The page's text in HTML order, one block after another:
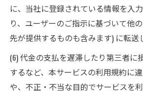
に、当社に登録されている情報を入
り、ユーザーのご指示に基づいて他
先が提供するものも含みます) に転送
(6) 代金の支払を遅滞したり第三者に
するなど、本サービスの利用規約に
や、不正・不当な目的でサービスを